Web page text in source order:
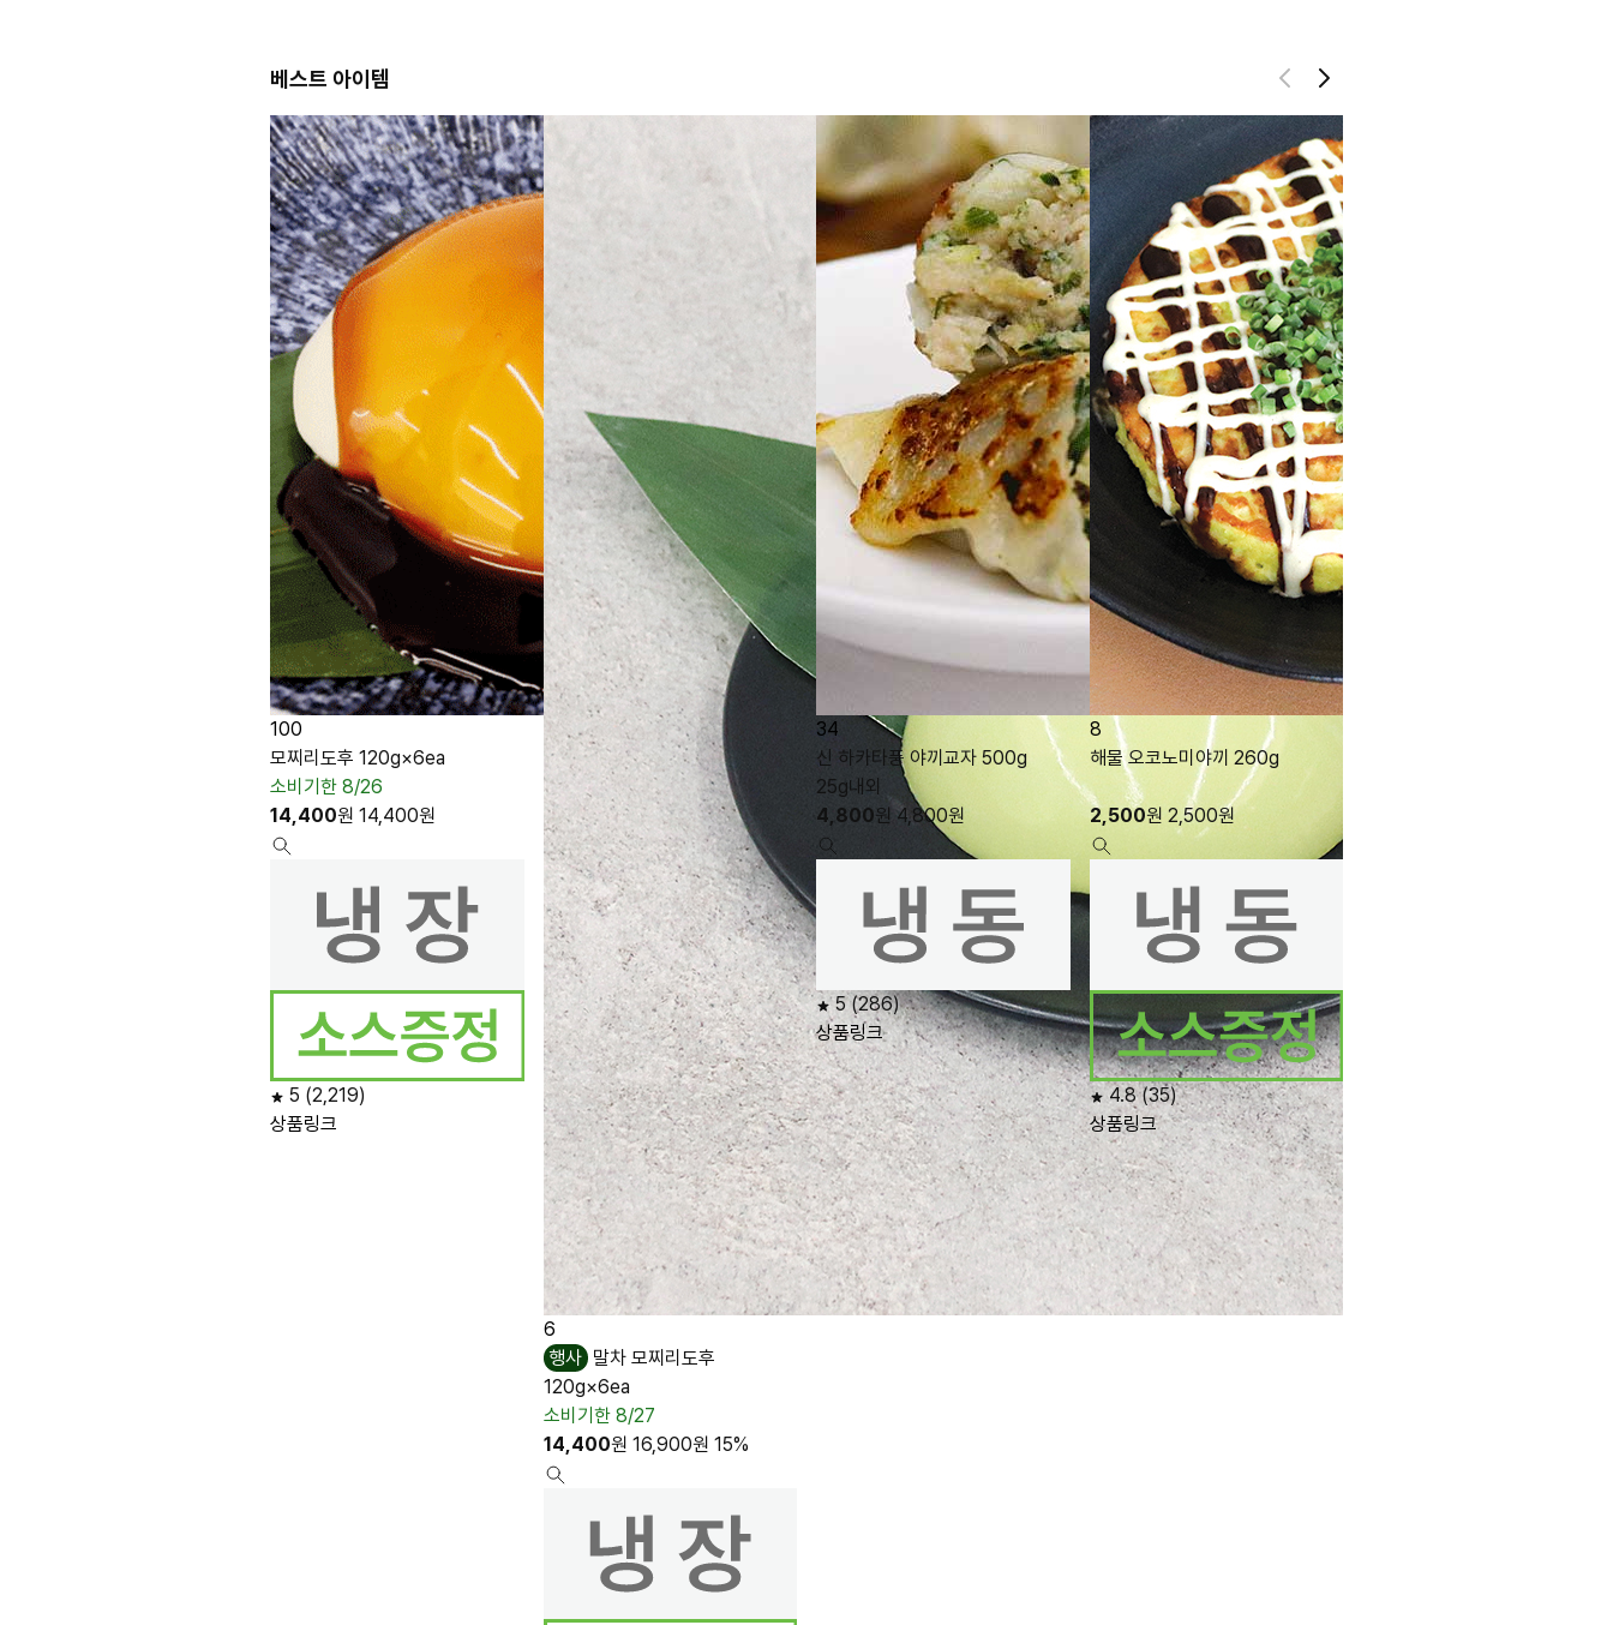
베스트 아이템
100
모찌리도후 120g×6ea
소비기한 8/26
14,400원 14,400원
5 (2,219)
상품링크
6
행사 말차 모찌리도후
120g×6ea
소비기한 8/27
14,400원 16,900원 15%
34
신 하카타풍 야끼교자 500g
25g내외
4,800원 4,800원
5 (286)
상품링크
8
해물 오코노미야끼 260g
2,500원 2,500원
4.8 (35)
상품링크